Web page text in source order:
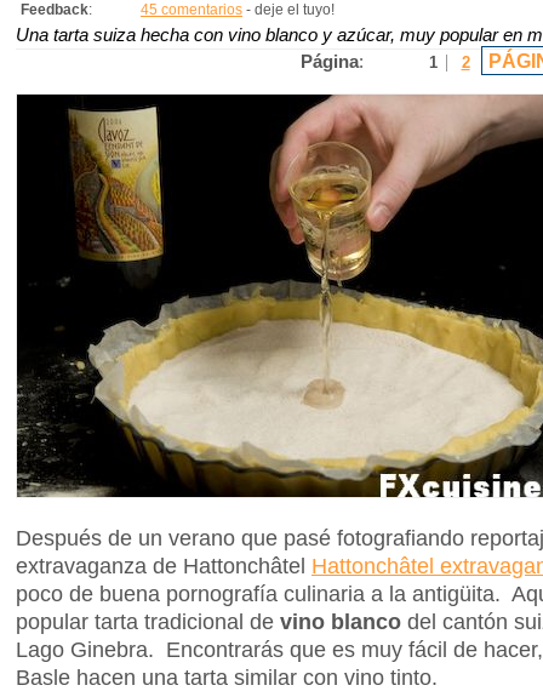
Feedback: 45 comentarios - deje el tuyo!
Una tarta suiza hecha con vino blanco y azúcar, muy popular en
Página: 1 2
Después de un verano que pasé fotografiando
extravaganza de Hattonchâtel Hattonchâtel
poco de buena pornografía culinaria a la antigüita.
popular tarta tradicional de vino blanco del cantón
Lago Ginebra. Encontrarás que es muy fácil de
Basle hacen una tarta similar con vino tinto.